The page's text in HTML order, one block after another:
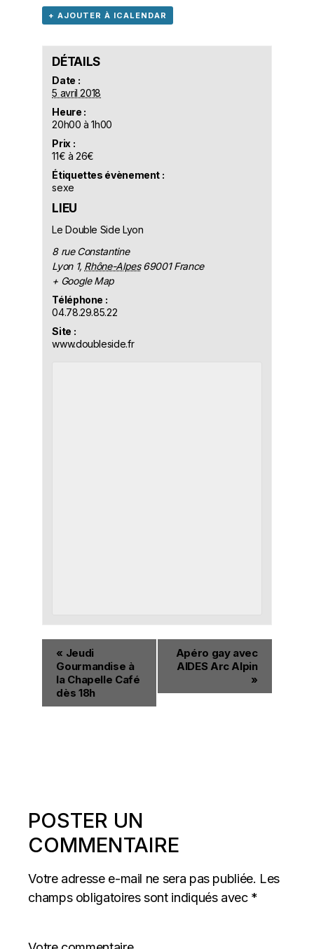
+ AJOUTER À ICALENDAR
DÉTAILS
Date :
5 avril 2018
Heure :
20h00 à 1h00
Prix :
11€ à 26€
Étiquettes évènement :
sexe
LIEU
Le Double Side Lyon
8 rue Constantine
Lyon 1, Rhône-Alpes 69001 France
+ Google Map
Téléphone :
04.78.29.85.22
Site :
www.doubleside.fr
« Jeudi
Gourmandise à
la Chapelle Café
dès 18h
Apéro gay avec
AIDES Arc Alpin
»
POSTER UN
COMMENTAIRE
Votre adresse e-mail ne sera pas publiée. Les
champs obligatoires sont indiqués avec *